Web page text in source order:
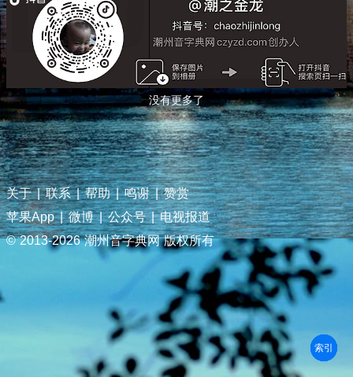
没有更多了
关于 | 联系 | 帮助 | 鸣谢 | 赞赏
苹果App | 微博 | 公众号 | 电视报道
© 2013-2026 潮州音字典网 版权所有
部首
笔划
拼音
潮拼